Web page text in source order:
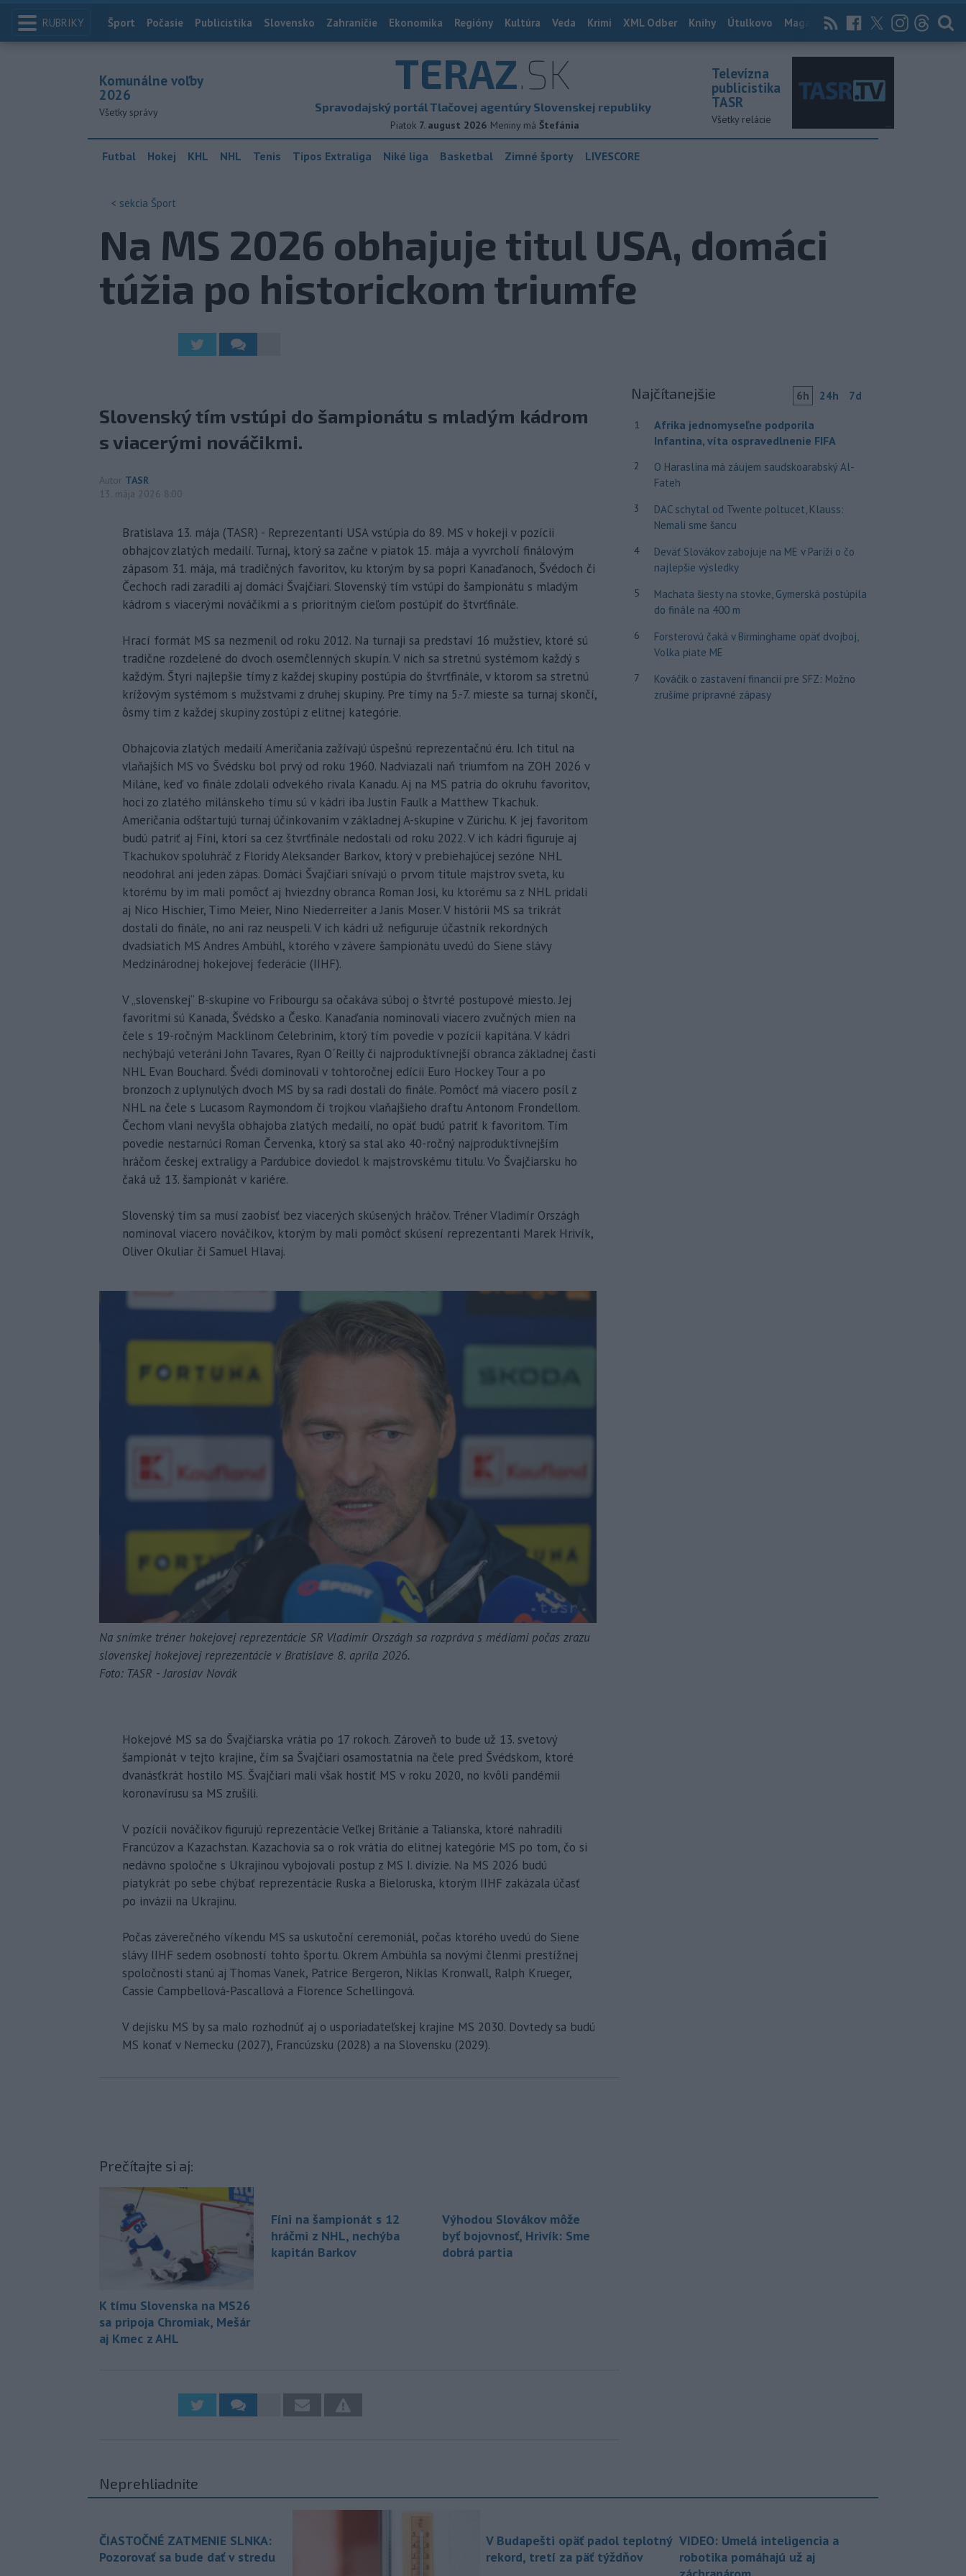
RUBRIKY Index
Šport Počasie Publicistika Slovensko Zahraničie Ekonomika Regióny Kultúra Veda Krimi XML Odber Knihy Útulkovo Magazín News Now Archív
TERAZ.SK
Spravodajský portál Tlačovej agentúry Slovenskej republiky
Piatok 7. august 2026 Meniny má Štefánia
Komunálne voľby
2026
Všetky správy
Televízna
publicistika
TASR
Všetky relácie
Futbal Hokej KHL NHL Tenis Tipos Extraliga Niké liga Basketbal Zimné športy LIVESCORE
< sekcia Šport
Na MS 2026 obhajuje titul USA, domáci
túžia po historickom triumfe
Slovenský tím vstúpi do šampionátu s mladým kádrom
s viacerými nováčikmi.
Autor TASR
13. mája 2026 8:00
Bratislava 13. mája (TASR) - Reprezentanti USA vstúpia do 89. MS v hokeji v pozícii
obhajcov zlatých medailí. Turnaj, ktorý sa začne v piatok 15. mája a vyvrcholí finálovým
zápasom 31. mája, má tradičných favoritov, ku ktorým by sa popri Kanaďanoch, Švédoch či
Čechoch radi zaradili aj domáci Švajčiari. Slovenský tím vstúpi do šampionátu s mladým
kádrom s viacerými nováčikmi a s prioritným cieľom postúpiť do štvrťfinále.
Hrací formát MS sa nezmenil od roku 2012. Na turnaji sa predstaví 16 mužstiev, ktoré sú
tradične rozdelené do dvoch osemčlenných skupín. V nich sa stretnú systémom každý s
každým. Štyri najlepšie tímy z každej skupiny postúpia do štvrťfinále, v ktorom sa stretnú
krížovým systémom s mužstvami z druhej skupiny. Pre tímy na 5.-7. mieste sa turnaj skončí,
ôsmy tím z každej skupiny zostúpi z elitnej kategórie.
Obhajcovia zlatých medailí Američania zažívajú úspešnú reprezentačnú éru. Ich titul na
vlaňajších MS vo Švédsku bol prvý od roku 1960. Nadviazali naň triumfom na ZOH 2026 v
Miláne, keď vo finále zdolali odvekého rivala Kanadu. Aj na MS patria do okruhu favoritov,
hoci zo zlatého milánskeho tímu sú v kádri iba Justin Faulk a Matthew Tkachuk.
Američania odštartujú turnaj účinkovaním v základnej A-skupine v Zürichu. K jej favoritom
budú patriť aj Fíni, ktorí sa cez štvrťfinále nedostali od roku 2022. V ich kádri figuruje aj
Tkachukov spoluhráč z Floridy Aleksander Barkov, ktorý v prebiehajúcej sezóne NHL
neodohral ani jeden zápas. Domáci Švajčiari snívajú o prvom titule majstrov sveta, ku
ktorému by im mali pomôcť aj hviezdny obranca Roman Josi, ku ktorému sa z NHL pridali
aj Nico Hischier, Timo Meier, Nino Niederreiter a Janis Moser. V histórii MS sa trikrát
dostali do finále, no ani raz neuspeli. V ich kádri už nefiguruje účastník rekordných
dvadsiatich MS Andres Ambühl, ktorého v závere šampionátu uvedú do Siene slávy
Medzinárodnej hokejovej federácie (IIHF).
V „slovenskej“ B-skupine vo Fribourgu sa očakáva súboj o štvrté postupové miesto. Jej
favoritmi sú Kanada, Švédsko a Česko. Kanaďania nominovali viacero zvučných mien na
čele s 19-ročným Macklinom Celebrinim, ktorý tím povedie v pozícii kapitána. V kádri
nechýbajú veteráni John Tavares, Ryan O´Reilly či najproduktívnejší obranca základnej časti
NHL Evan Bouchard. Švédi dominovali v tohtoročnej edícii Euro Hockey Tour a po
bronzoch z uplynulých dvoch MS by sa radi dostali do finále. Pomôcť má viacero posíl z
NHL na čele s Lucasom Raymondom či trojkou vlaňajšieho draftu Antonom Frondellom.
Čechom vlani nevyšla obhajoba zlatých medailí, no opäť budú patriť k favoritom. Tím
povedie nestarnúci Roman Červenka, ktorý sa stal ako 40-ročný najproduktívnejším
hráčom českej extraligy a Pardubice doviedol k majstrovskému titulu. Vo Švajčiarsku ho
čaká už 13. šampionát v kariére.
Slovenský tím sa musí zaobísť bez viacerých skúsených hráčov. Tréner Vladimír Országh
nominoval viacero nováčikov, ktorým by mali pomôcť skúsení reprezentanti Marek Hrivík,
Oliver Okuliar či Samuel Hlavaj.
Na snímke tréner hokejovej reprezentácie SR Vladimír Országh sa rozpráva s médiami počas zrazu
slovenskej hokejovej reprezentácie v Bratislave 8. apríla 2026.
Foto: TASR - Jaroslav Novák
Hokejové MS sa do Švajčiarska vrátia po 17 rokoch. Zároveň to bude už 13. svetový
šampionát v tejto krajine, čím sa Švajčiari osamostatnia na čele pred Švédskom, ktoré
dvanásťkrát hostilo MS. Švajčiari mali však hostiť MS v roku 2020, no kvôli pandémii
koronavírusu sa MS zrušili.
V pozícii nováčikov figurujú reprezentácie Veľkej Británie a Talianska, ktoré nahradili
Francúzov a Kazachstan. Kazachovia sa o rok vrátia do elitnej kategórie MS po tom, čo si
nedávno spoločne s Ukrajinou vybojovali postup z MS I. divízie. Na MS 2026 budú
piatykrát po sebe chýbať reprezentácie Ruska a Bieloruska, ktorým IIHF zakázala účasť
po invázii na Ukrajinu.
Počas záverečného víkendu MS sa uskutoční ceremoniál, počas ktorého uvedú do Siene
slávy IIHF sedem osobností tohto športu. Okrem Ambühla sa novými členmi prestížnej
spoločnosti stanú aj Thomas Vanek, Patrice Bergeron, Niklas Kronwall, Ralph Krueger,
Cassie Campbellová-Pascallová a Florence Schellingová.
V dejisku MS by sa malo rozhodnúť aj o usporiadateľskej krajine MS 2030. Dovtedy sa budú
MS konať v Nemecku (2027), Francúzsku (2028) a na Slovensku (2029).
Prečítajte si aj:
K tímu Slovenska na MS26
sa pripoja Chromiak, Mešár
aj Kmec z AHL
Fíni na šampionát s 12
hráčmi z NHL, nechýba
kapitán Barkov
Výhodou Slovákov môže
byť bojovnosť, Hrivík: Sme
dobrá partia
Najčítanejšie 6h 24h 7d
1
Afrika jednomyseľne podporila
Infantina, víta ospravedlnenie FIFA
2
O Haraslína má záujem saudskoarabský Al-
Fateh
3
DAC schytal od Twente poltucet, Klauss:
Nemali sme šancu
4
Deväť Slovákov zabojuje na ME v Paríži o čo
najlepšie výsledky
5
Machata šiesty na stovke, Gymerská postúpila
do finále na 400 m
6
Forsterovú čaká v Birminghame opäť dvojboj,
Volka piate ME
7
Kováčik o zastavení financií pre SFZ: Možno
zrušíme prípravné zápasy
Neprehliadnite
ČIASTOČNÉ ZATMENIE SLNKA:
Pozorovať sa bude dať v stredu
V Budapešti opäť padol teplotný
rekord, tretí za päť týždňov
VIDEO: Umelá inteligencia a
robotika pomáhajú už aj